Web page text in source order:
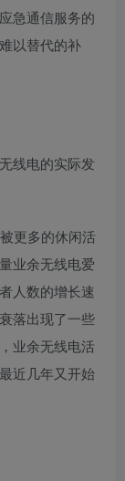
急通信服务的
以替代的补
线电的实际发
更多的休闲活
业余无线电爱
人数的增长速
落出现了一些
业余无线电活
近几年又开始